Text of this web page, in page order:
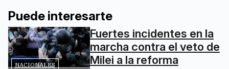
Puede interesarte
NACIONALES
Fuertes incidentes en la
marcha contra el veto de
Milei a la reforma